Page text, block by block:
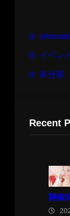
イベン
未分類
Recent
開催